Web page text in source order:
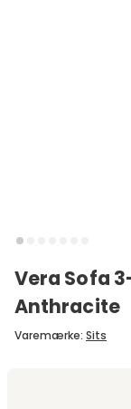
Vera Sofa
Anthracite
Varemærke: Sits